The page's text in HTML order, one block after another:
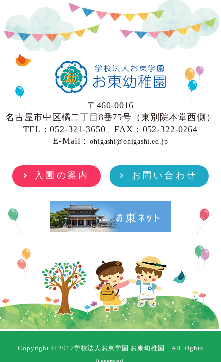
〒460-0016
名古屋市中区橘二丁目8番75号（東別院本堂西側）
TEL：052-321-3650、FAX：052-322-0264
E-Mail：ohigashi@ohigashi.ed.jp
入園の案内 お問い合わせ
Copyright © 2017学校法人お東学園 お東幼稚園 All Rights